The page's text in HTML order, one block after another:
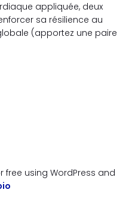
appliquée, deux
sa résilience au
(apportez une paire
free using WordPress and